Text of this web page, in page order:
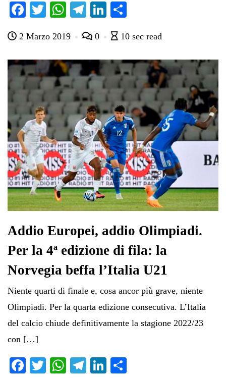
Fa
bo
ok
T
tte
r
W
ts
A
pp
Te
gr
a
m
Li
ed
In
di
vi
di
2 Marzo 2019 0 10 sec read
Addio Europei, addio Olimpiadi.
Per la 4ª edizione di fila: la
Norvegia beffa l’Italia U21
Niente quarti di finale e, cosa ancor più grave, niente
Olimpiadi. Per la quarta edizione consecutiva. L’Italia
del calcio chiude definitivamente la stagione 2022/23
con […]
Fa T
W
Te
Li